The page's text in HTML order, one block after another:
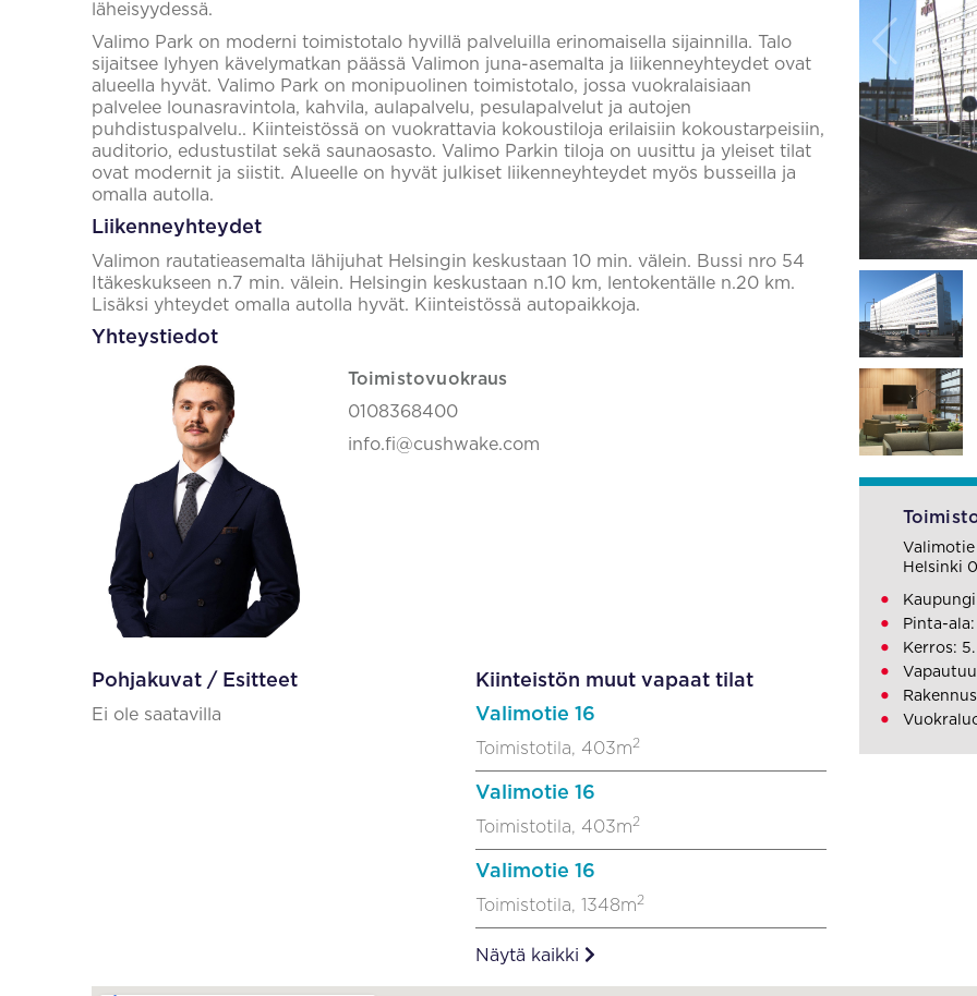
läheisyydessä.
Valimo Park on moderni toimistotalo hyvillä palveluilla erinomaisella sijainnilla. Talo
sijaitsee lyhyen kävelymatkan päässä Valimon juna-asemalta ja liikenneyhteydet ovat
alueella hyvät. Valimo Park on monipuolinen toimistotalo, jossa vuokralaisiaan
palvelee lounasravintola, kahvila, aulapalvelu, pesulapalvelut ja autojen
puhdistuspalvelu.. Kiinteistössä on vuokrattavia kokoustiloja erilaisiin kokoustarpeisiin,
auditorio, edustustilat sekä saunaosasto. Valimo Parkin tiloja on uusittu ja yleiset tilat
ovat modernit ja siistit. Alueelle on hyvät julkiset liikenneyhteydet myös busseilla ja
omalla autolla.
Liikenneyhteydet
Valimon rautatieasemalta lähijuhat Helsingin keskustaan 10 min. välein. Bussi nro 54
Itäkeskukseen n.7 min. välein. Helsingin keskustaan n.10 km, lentokentälle n.20 km.
Lisäksi yhteydet omalla autolla hyvät. Kiinteistössä autopaikkoja.
Yhteystiedot
Toimistovuokraus
0108368400
info.fi@cushwake.com
Pohjakuvat / Esitteet
Ei ole saatavilla
Kiinteistön muut vapaat tilat
Valimotie 16
Toimistotila, 403m2
Valimotie 16
Toimistotila, 403m2
Valimotie 16
Toimistotila, 1348m2
Näytä kaikki
Valimotie
Helsinki
Pinta-
Kerros: